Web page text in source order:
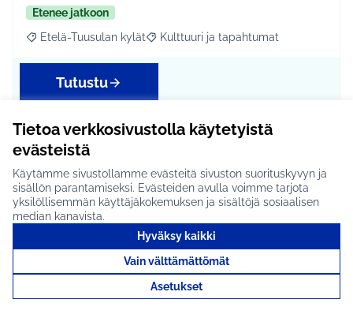
Tietoa verkkosivustolla käytetyistä
evästeistä
Käytämme sivustollamme evästeitä sivuston suorituskyvyn ja
sisällön parantamiseksi. Evästeiden avulla voimme tarjota
yksilöllisemmän käyttäjäkokemuksen ja sisältöjä sosiaalisen
median kanavista.
Hyväksy kaikki
Vain välttämättömät
Asetukset
Etenee jatkoon
Rajaa tulokset aihepiirin mukaan: Etelä-Tuusulan kylät
Etelä-Tuusulan kylät Rajaa tulokset teeman mukaan:
Kulttuuri ja tapahtumat
Tutustu
Talvivirkistystä Häklin
montulle #2362
Tehdään Häklin montun ympärille latu ja
pulkkamäki. Idea annettu pääkirjaston senioriklubin
Rajaa tulokset aihepiirin mukaan: Etelä-Tuusulan kylät
Rajaa tulokset teeman mukaan:
Liikunta ja harrastukset